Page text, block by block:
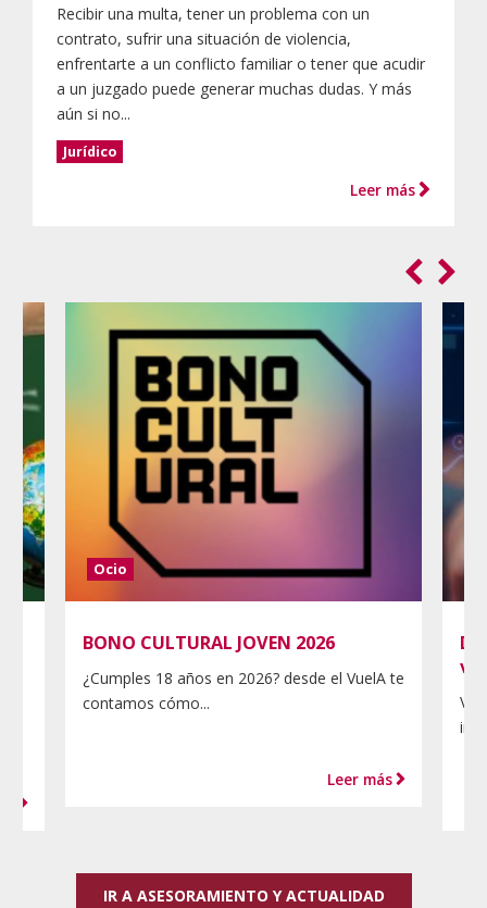
Recibir una multa, tener un problema con un
contrato, sufrir una situación de violencia,
enfrentarte a un conflicto familiar o tener que acudir
a un juzgado puede generar muchas dudas. Y más
aún si no...
Jurídico
Leer más
Ocio
BONO CULTURAL JOVEN 2026
¿Cumples 18 años en 2026? desde el VuelA te
contamos cómo...
Leer más
IR A ASESORAMIENTO Y ACTUALIDAD